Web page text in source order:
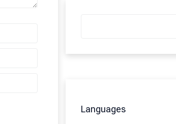
Languages